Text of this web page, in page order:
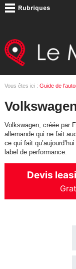
Vous êtes ici : Guide de
Volkswagen, créée par
allemande qui ne fait
ce qui fait
label de performance.